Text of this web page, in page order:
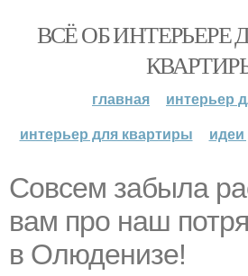
ВСЁ ОБ ИНТЕРЬЕРЕ
главная
интерьер
интерьер для квартиры
идеи
Совсем забыла
вам про наш
в Олюденизе!